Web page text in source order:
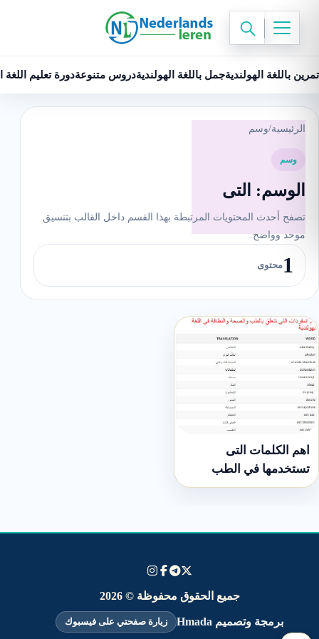
تمرين باللغة الهولنديةجمل باللغة الهولنديةدروس متنوعةدورة تعليم اللغة
الرئيسية/وسم
وسم
الوسم: التى
تصفح أحدث المحتويات المرتبطة بهذا القسم داخل القالب بتنسيق
موحد وواضح.
1محتوى
اهم الكلمات التى
تستخدمها في الطب
والصحة والنظافة فى
جميع الحقوق محفوظة © 2026
برمجة وتصميم Hmada زيارة صفحتي على فيسبوك